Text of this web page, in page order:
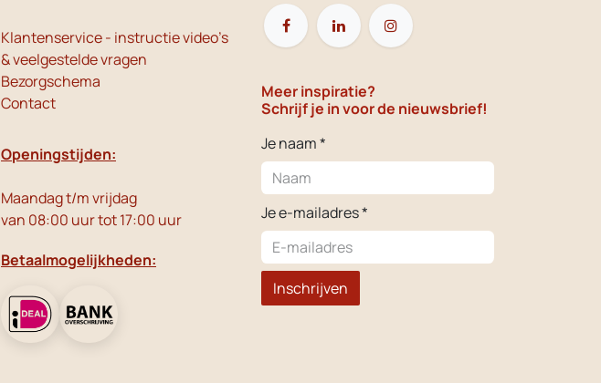
Klantenservice - instructie video's
& veelgestelde vragen
Bezorgschema
Contact
Openingstijden:
Maandag t/m vrijdag
van 08:00 uur tot 17:00 uur
Betaalmogelijkheden:
Meer inspiratie?
Schrijf je in voor de nieuwsbrief!
Je naam *
Je e-mailadres *
Inschrijven